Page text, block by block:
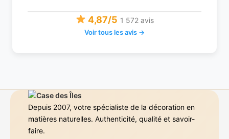
4,87/5 1 572 avis
Voir tous les avis →
Depuis 2007, votre spécialiste de la décoration en
matières naturelles. Authenticité, qualité et savoir-
faire.